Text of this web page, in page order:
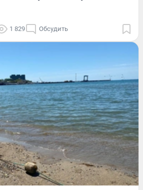
1 829 Обсудить